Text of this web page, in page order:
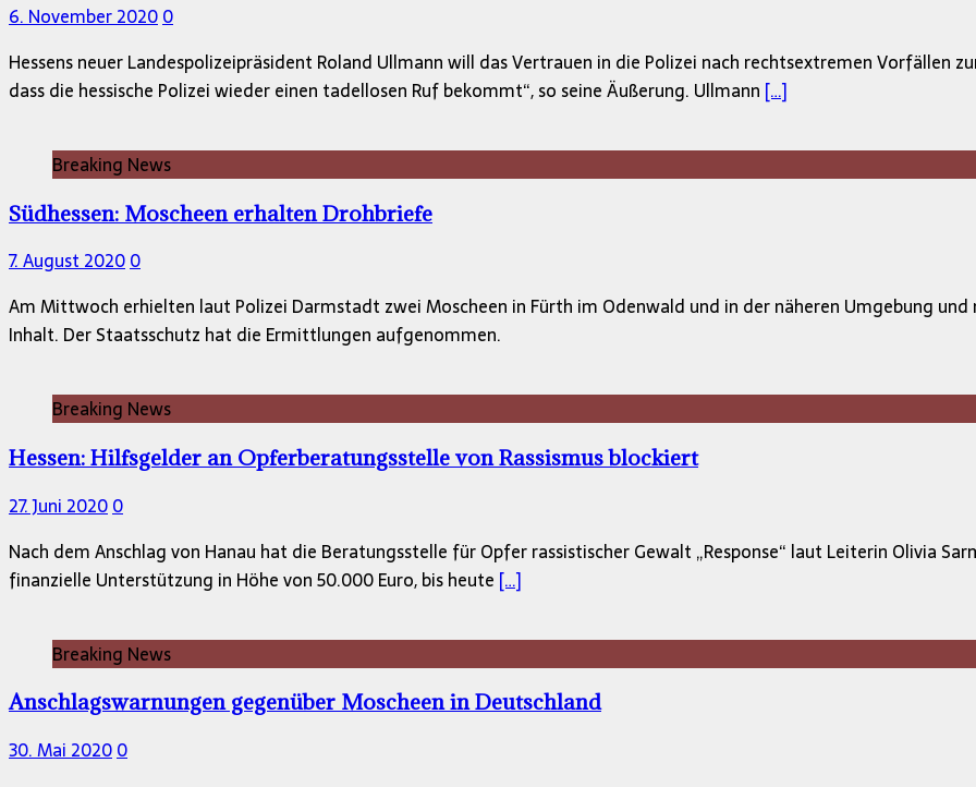
6. November 20200
Hessens neuer Landespolizeipräsident Roland Ullmann will das Vertrauen in die Polizei nach rechtsextremen Vorfällen
dass die hessische Polizei wieder einen tadellosen Ruf bekommt“, so seine Äußerung. Ullmann […]
Breaking News
Südhessen: Moscheen erhalten Drohbriefe
7. August 20200
Am Mittwoch erhielten laut Polizei Darmstadt zwei Moscheen in Fürth im Odenwald und in der näheren Umgebung
Inhalt. Der Staatsschutz hat die Ermittlungen aufgenommen.
Breaking News
Hessen: Hilfsgelder an Opferberatungsstelle von Rassismus blockiert
27. Juni 20200
Nach dem Anschlag von Hanau hat die Beratungsstelle für Opfer rassistischer Gewalt „Response“ laut Leiterin Olivia
finanzielle Unterstützung in Höhe von 50.000 Euro, bis heute […]
Breaking News
Anschlagswarnungen gegenüber Moscheen in Deutschland
30. Mai 20200